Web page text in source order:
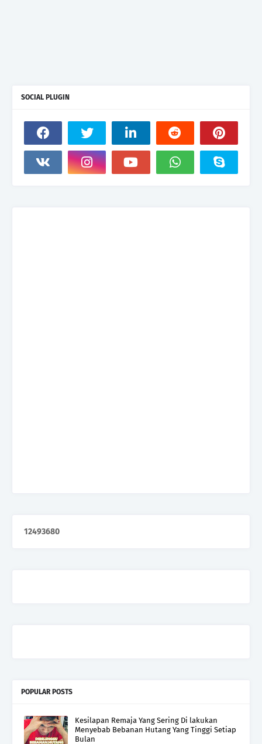
SOCIAL PLUGIN
12493680
POPULAR POSTS
Kesilapan Remaja Yang Sering Di lakukan
Menyebab Bebanan Hutang Yang Tinggi Setiap
Bulan